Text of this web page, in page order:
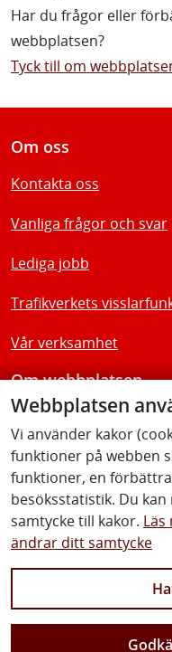
Webbplatsen
Vi använder kakor
funktioner på webben
funktioner, en
besöksstatistik. Du
samtycke till kakor.
ändrar ditt samtycke
Har du frågor eller
webbplatsen?
Tyck till om
Om oss
Kontakta oss
Vanliga frågor och svar
Lediga jobb
Trafikverkets
Vår verksamhet
Om webbplatsen
Följ oss
Facebook